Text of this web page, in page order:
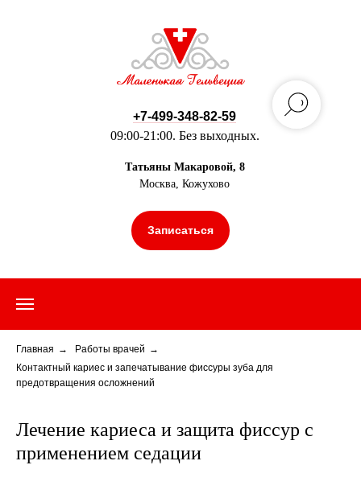
+7-499-348-82-59
09:00-21:00. Без выходных.
Татьяны Макаровой, 8
Москва, Кожухово
Записаться
Главная → Работы врачей →
Контактный кариес и запечатывание фиссуры зуба для
предотвращения осложнений
Лечение кариеса и защита фиссур с
применением седации